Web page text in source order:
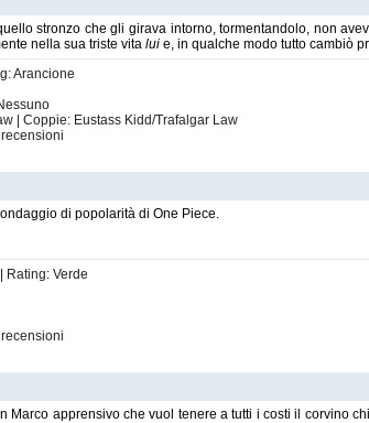
stronzo che gli girava intorno, tormentandolo, non
nella sua triste vitalui e, in qualche modo tutto cambiò
Arancione
| Coppie: Eustass Kidd/Trafalgar Law
recensioni
di popolarità di One Piece.
Rating: Verde
recensioni
apprensivo che vuol tenere a tutti i costi il corvino